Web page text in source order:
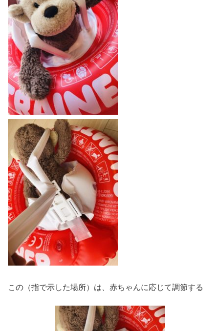
この（指で示した場所）は、赤ちゃんに応じて調節する